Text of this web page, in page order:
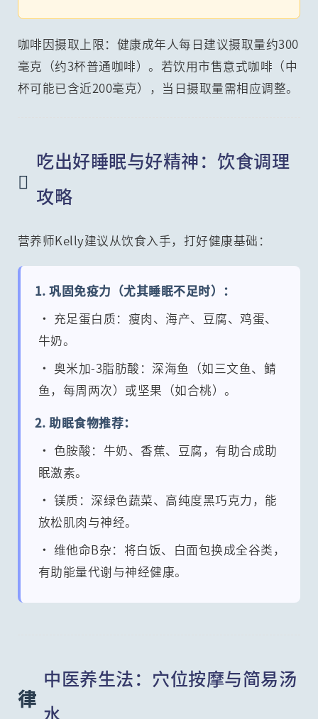
咖啡因摄取上限：健康成年人每日建议摄取量约300
毫克（约3杯普通咖啡）。若饮用市售意式咖啡（中
杯可能已含近200毫克），当日摄取量需相应调整。

吃出好睡眠与好精神：饮食调理
攻略
营养师Kelly建议从饮食入手，打好健康基础：
1. 巩固免疫力（尤其睡眠不足时）：
• 充足蛋白质：瘦肉、海产、豆腐、鸡蛋、
牛奶。
• 奥米加-3脂肪酸：深海鱼（如三文鱼、鲭
鱼，每周两次）或坚果（如合桃）。
2. 助眠食物推荐：
• 色胺酸：牛奶、香蕉、豆腐，有助合成助
眠激素。
• 镁质：深绿色蔬菜、高纯度黑巧克力，能
放松肌肉与神经。
• 维他命B杂：将白饭、白面包换成全谷类，
有助能量代谢与神经健康。
律
中医养生法：穴位按摩与简易汤
水